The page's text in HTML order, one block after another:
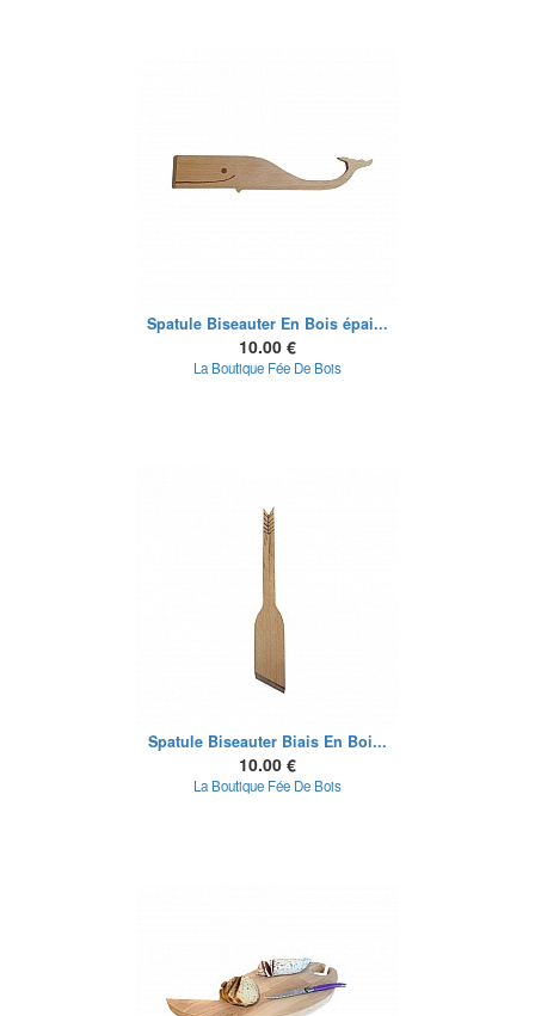
Spatule Biseauter En Bois épai...
10.00 €
La Boutique Fée De Bois
Spatule Biseauter Biais En Boi...
10.00 €
La Boutique Fée De Bois